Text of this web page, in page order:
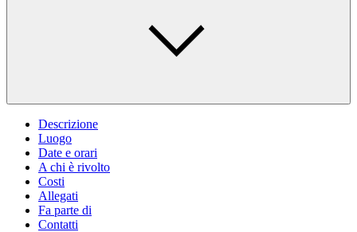
Descrizione
Luogo
Date e orari
A chi è rivolto
Costi
Allegati
Fa parte di
Contatti